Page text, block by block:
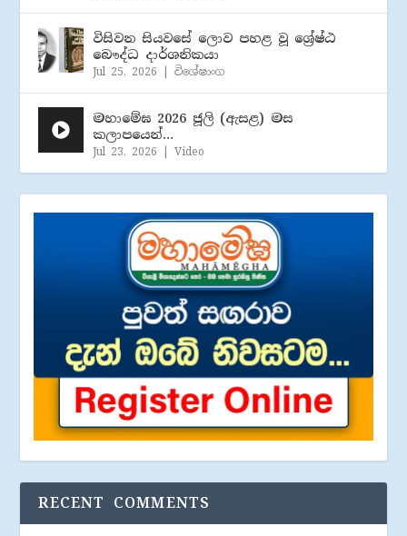
විසිවන සියවසේ ලොව පහළ වූ ශ්‍රේෂ්ඨ
බෞද්ධ දාර්ශනිකයා
Jul 25, 2026 |විශේෂාංග
මහාමේඝ 2026 ජූලි (​ඇසළ) මස
කලාපයෙන්…
Jul 23, 2026 |Video
RECENT COMMENTS